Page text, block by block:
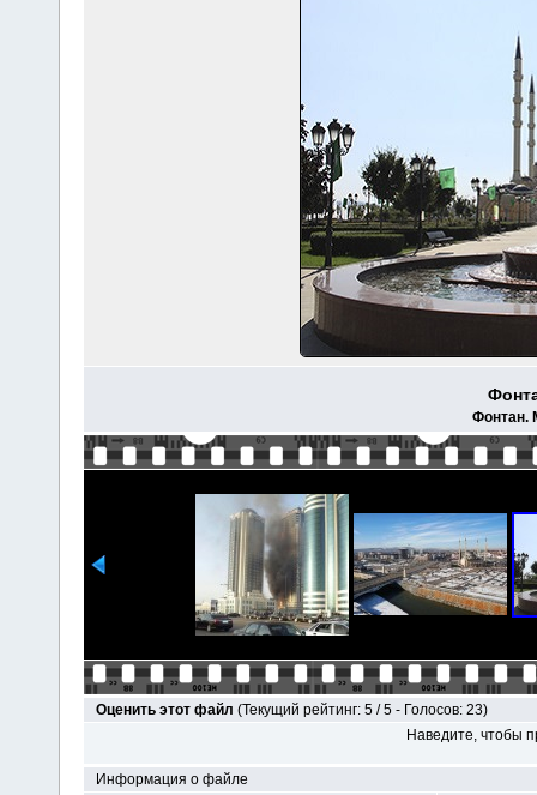
Фонтан.
Оценить этот файл (Текущий рейтинг: 5 / 5 - Голосов: 23)
Наведите, чтобы
Информация о файле